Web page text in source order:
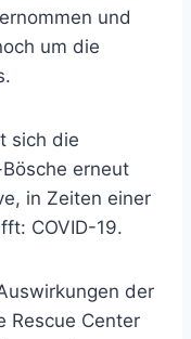
und
um die
sich die
erneut
in Zeiten einer
COVID-19.
der
Rescue Center